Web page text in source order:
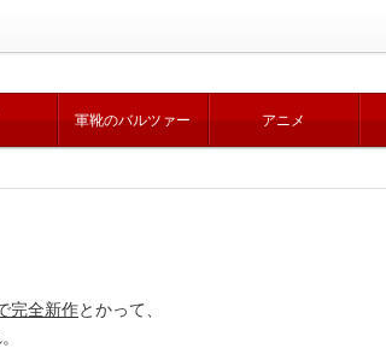
軍靴のバルツァー アニメ
完全新作とかって、